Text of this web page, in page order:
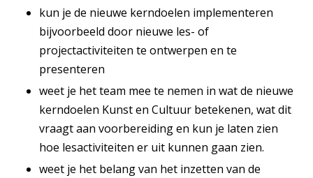
kun je de nieuwe kerndoelen implementeren
bijvoorbeeld door nieuwe les- of
projectactiviteiten te ontwerpen en te
presenteren
weet je het team mee te nemen in wat de nieuwe
kerndoelen Kunst en Cultuur betekenen, wat dit
vraagt aan voorbereiding en kun je laten zien
hoe lesactiviteiten er uit kunnen gaan zien.
weet je het belang van het inzetten van de